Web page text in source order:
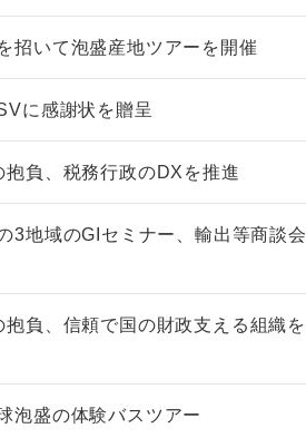
招いて泡盛産地ツアーを開催
に感謝状を贈呈
負、税務行政のDXを推進
3地域のGIセミナー、輸出等商談会
負、信頼で国の財政支える組織を
泡盛の体験バスツアー